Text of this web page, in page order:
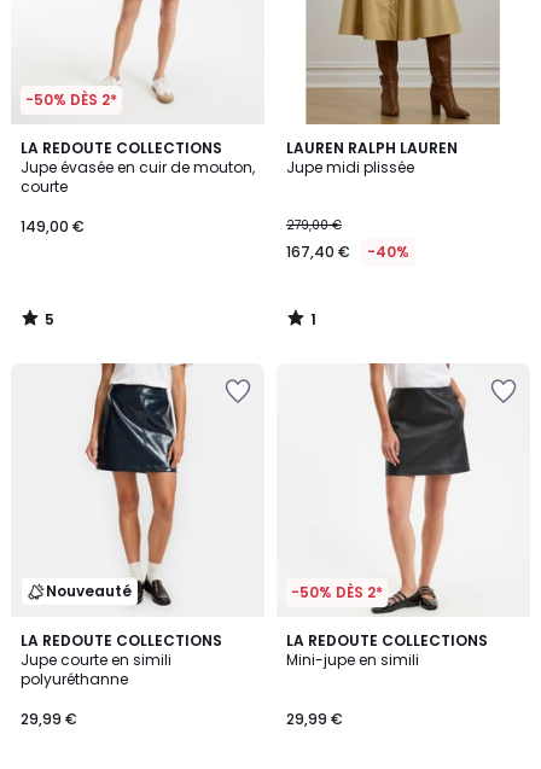
-50% DÈS 2*
LA REDOUTE COLLECTIONS
Jupe évasée en cuir de mouton,
courte
149,00 €
5
/
5
5
/
LAUREN RALPH LAUREN
Jupe midi plissée
279,00 €
167,40 € -40%
1
/
1
/
Nouveauté
LA REDOUTE COLLECTIONS
Jupe courte en simili
polyuréthanne
29,99 €
-50% DÈS 2*
LA REDOUTE COLLECTIONS
Mini-jupe en simili
29,99 €
4,6
/ 5